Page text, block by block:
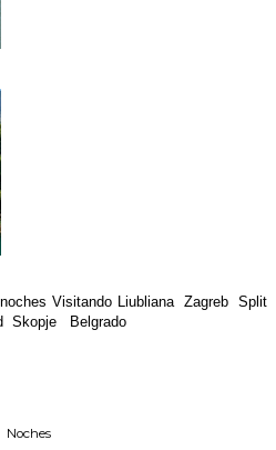
Visitando Liubliana Zagreb Split
Skopje Belgrado
Noches